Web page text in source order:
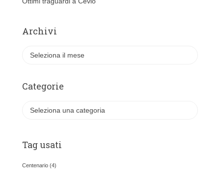
Archivi
h
Categorie
g
Tag usati
Centenario (4)